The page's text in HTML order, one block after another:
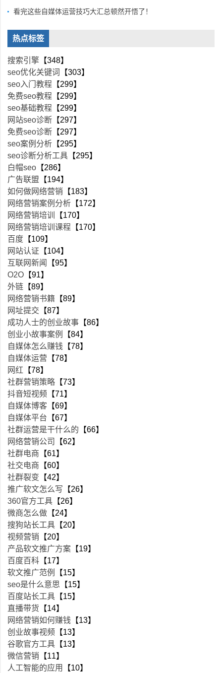
看完这些自媒体运营技巧大汇总顿然开悟了！
热点标签
搜索引擎 【348】
seo优化关键词
【303】
seo入门教程 【299】
免费seo教程 【299】
seo基础教程 【299】
网站seo诊断 【297】
免费seo诊断 【297】
seo案例分析 【295】
seo诊断分析工具 【295】
白帽seo 【286】
广告联盟 【194】
如何做网络营销 【183】
网络营销案例分析 【172】
网络营销培训
【170】
网络营销培训课程 【170】
百度 【109】
网站认证 【104】
互联网新闻
【95】
O2O 【91】
外链 【89】
网络营销书籍 【89】
网址提交 【87】
成功人士的创业故事 【86】
创业小故事案例
【84】
自媒体怎么赚钱 【78】
自媒体运营 【78】
网红 【78】
社群营销策略 【73】
抖音短视频 【71】
自媒体博客 【69】
自媒体平台 【67】
社群运营是干什么的 【66】
网络营销公司
【62】
社群电商 【61】
社交电商 【60】
社群裂变 【42】
推广软文怎么写 【26】
360官方工具 【26】
微商怎么做 【24】
搜狗站长工具 【20】
视频营销 【20】
产品软文推广方案 【19】
百度百科 【17】
软文推广范例
【15】
seo是什么意思 【15】
百度站长工具 【15】
直播带货 【14】
网络营销如何赚钱 【13】
创业故事视频 【13】
谷歌官方工具 【13】
微信营销 【11】
人工智能的应用
【10】